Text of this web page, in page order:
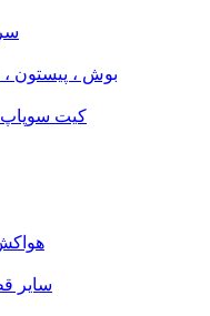
بوش ، پیستون ،
کیت
سایر